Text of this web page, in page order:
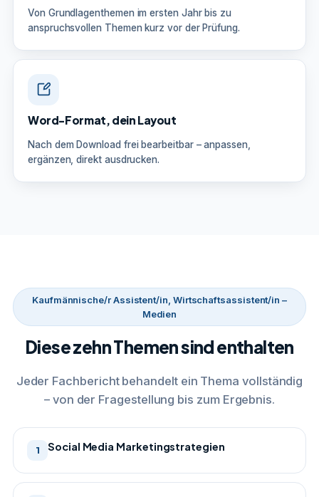
Von Grundlagenthemen im ersten Jahr bis zu
anspruchsvollen Themen kurz vor der Prüfung.
Word-Format, dein Layout
Nach dem Download frei bearbeitbar – anpassen,
ergänzen, direkt ausdrucken.
Kaufmännische/r Assistent/in, Wirtschaftsassistent/in –
Medien
Diese zehn Themen sind enthalten
Jeder Fachbericht behandelt ein Thema vollständig
– von der Fragestellung bis zum Ergebnis.
1 Social Media Marketingstrategien